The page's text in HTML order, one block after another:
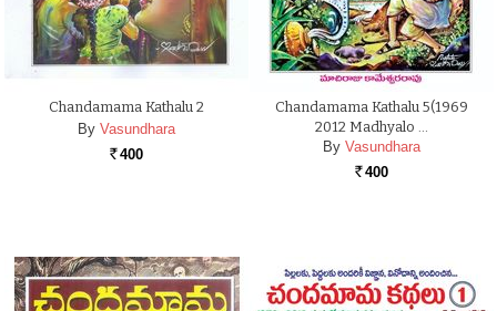
Chandamama Kathalu 2
By Vasundhara
Rs. 400
Chandamama Kathalu 5(1969
2012 Madhyalo …
By Vasundhara
Rs. 400